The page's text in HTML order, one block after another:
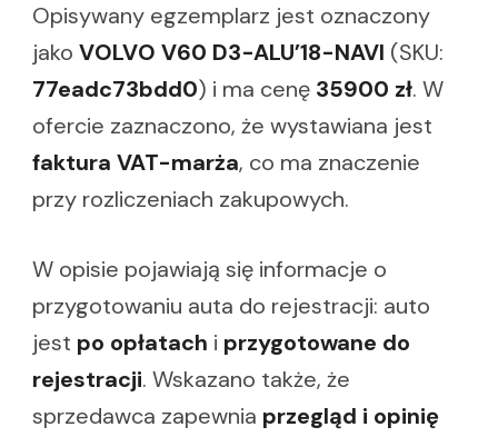
Opisywany egzemplarz jest oznaczony
jako VOLVO V60 D3-ALU’18-NAVI (SKU:
77eadc73bdd0) i ma cenę 35900 zł. W
ofercie zaznaczono, że wystawiana jest
faktura VAT-marża, co ma znaczenie
przy rozliczeniach zakupowych.
W opisie pojawiają się informacje o
przygotowaniu auta do rejestracji: auto
jest po opłatach i przygotowane do
rejestracji. Wskazano także, że
sprzedawca zapewnia przegląd i opinię